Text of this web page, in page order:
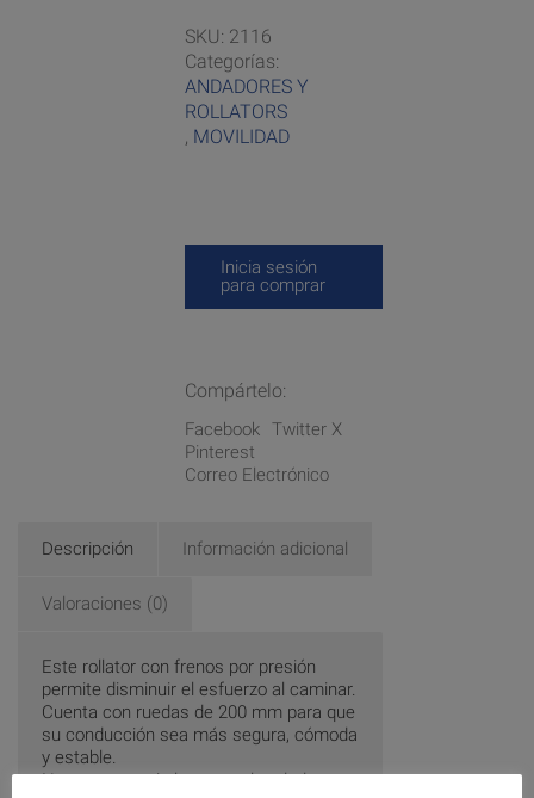
SKU: 2116
Categorías:
ANDADORES Y
ROLLATORS
, MOVILIDAD
Inicia sesión
para comprar
Compártelo:
Facebook Twitter X
Pinterest
Correo Electrónico
Descripción Información adicional
Valoraciones (0)
Este rollator con frenos por presión
permite disminuir el esfuerzo al caminar.
Cuenta con ruedas de 200 mm para que
su conducción sea más segura, cómoda
y estable.
No es necesario levantar el andador